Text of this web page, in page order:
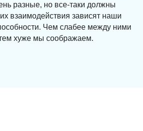
разные, но все-таки должны
взаимодействия зависят наши
Чем слабее между ними
хуже мы соображаем.